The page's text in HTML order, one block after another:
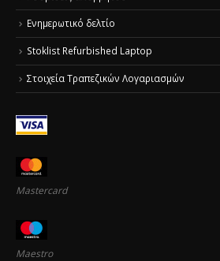
Ενημερωτικό δελτίο
Stoklist Refurbished Laptop
Στοιχεία Τραπεζικών Λογαριασμών
Mastercard
Maestro